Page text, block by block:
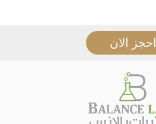
احجز الان